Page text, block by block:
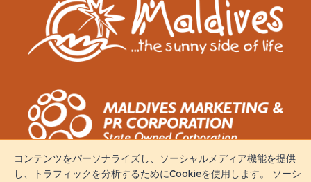
コンテンツをパーソナライズし、ソーシャルメディア機能を提供
し、トラフィックを分析するためにCookieを使用します。 ソーシ